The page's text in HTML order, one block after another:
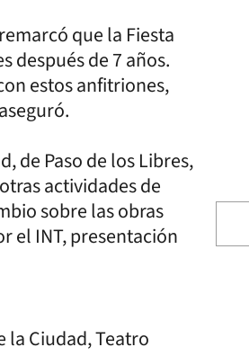
que la Fiesta
después de 7 años.
estos anfitriones,
de Paso de los Libres,
actividades de
sobre las obras
el INT, presentación
la Ciudad, Teatro